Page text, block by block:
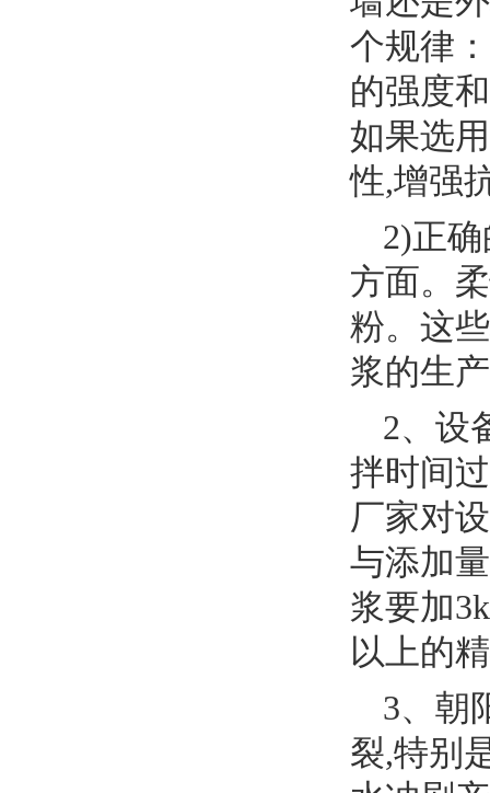
个规律
的强度
如果选
性,增强
2)正
方面。
粉。这
浆的生
2、设
拌时间
厂家对
与添加
浆要加
以上的
3、朝
裂,特别